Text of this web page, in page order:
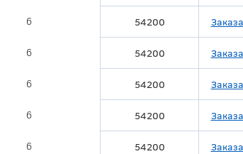
6 54200
6 54200
6 54200
6 54200
6 54200